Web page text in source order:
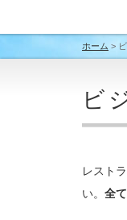
ホーム >
ビ
レスト
い。 全